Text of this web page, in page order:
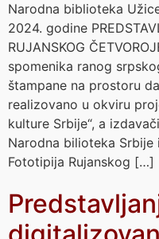
Narodna biblioteka
2024. godine
RUJANSKOG
spomenika ranog
štampane na prostoru
realizovano u okviru
kulture Srbije“, a
Narodna bilioteka Srbije
Fototipija Rujanskog […]